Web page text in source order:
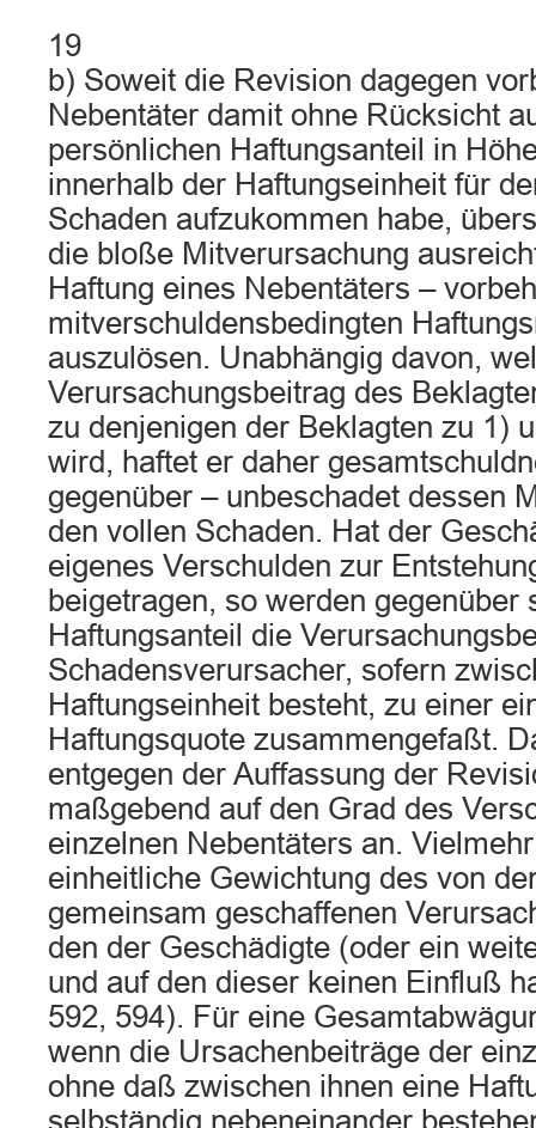
19
b) Soweit die Revision dagegen
Nebentäter damit ohne Rücksicht
persönlichen Haftungsanteil in
innerhalb der Haftungseinheit für
Schaden aufzukommen habe,
die bloße Mitverursachung
Haftung eines Nebentäters –
mitverschuldensbedingten
auszulösen. Unabhängig davon,
Verursachungsbeitrag des
zu denjenigen der Beklagten zu 1)
wird, haftet er daher
gegenüber – unbeschadet dessen
den vollen Schaden. Hat der
eigenes Verschulden zur
beigetragen, so werden gegenüber
Haftungsanteil die
Schadensverursacher, sofern
Haftungseinheit besteht, zu einer
Haftungsquote zusammengefaßt.
entgegen der Auffassung der
maßgebend auf den Grad des
einzelnen Nebentäters an.
einheitliche Gewichtung des von
gemeinsam geschaffenen
den der Geschädigte (oder ein
und auf den dieser keinen Einfluß
592, 594). Für eine
wenn die Ursachenbeiträge der
ohne daß zwischen ihnen eine
selbständig nebeneinander